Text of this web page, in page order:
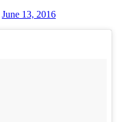
June 13, 2016